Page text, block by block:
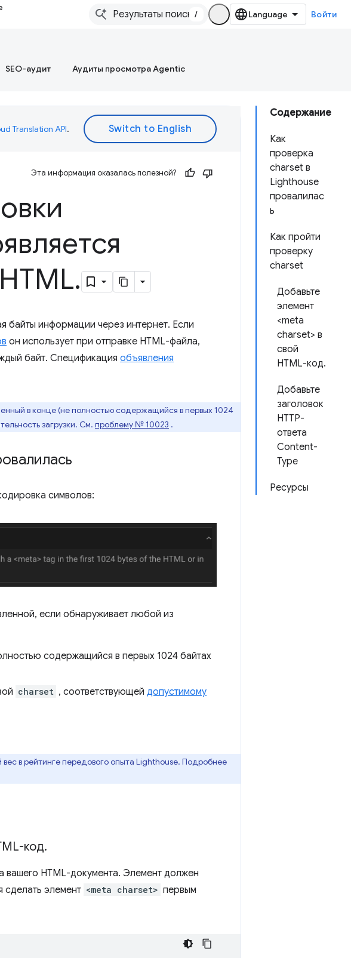
/ Войти
SEO-аудит Аудиты просмотра Agentic
Содержание
Как
проверка
charset в
Lighthouse
провалилас
ь
Как пройти
проверку
charset
Добавьте
элемент
<meta
charset> в
свой
HTML-код.
Добавьте
заголовок
HTTP-
ответа
Content-
Type
Ресурсы
Translation API.
Эта информация оказалась полезной?
.
информации через интернет. Если
он использует при отправке HTML-файла,
байт. Спецификация объявления
в конце (не полностью содержащийся в первых 1024
загрузки. См. проблему № 10023 .
символов:
если обнаруживает любой из
содержащийся в первых 1024 байтах
charset , соответствующей допустимому
в рейтинге передового опыта Lighthouse. Подробнее
код.
вашего HTML-документа. Элемент должен
сделать элемент <meta charset> первым